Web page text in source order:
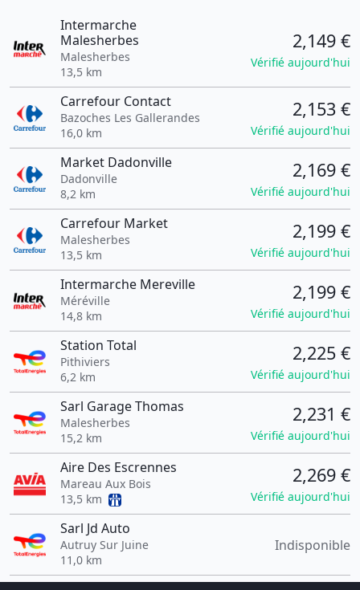
Intermarche
Malesherbes
Malesherbes
13,5 km
2,149 €
Vérifié aujourd'hui
Carrefour Contact
Bazoches Les Gallerandes
16,0 km
2,153 €
Vérifié aujourd'hui
Market Dadonville
Dadonville
8,2 km
2,169 €
Vérifié aujourd'hui
Carrefour Market
Malesherbes
13,5 km
2,199 €
Vérifié aujourd'hui
Intermarche Mereville
Méréville
14,8 km
2,199 €
Vérifié aujourd'hui
Station Total
Pithiviers
6,2 km
2,225 €
Vérifié aujourd'hui
Sarl Garage Thomas
Malesherbes
15,2 km
2,231 €
Vérifié aujourd'hui
Aire Des Escrennes
Mareau Aux Bois
13,5 km
2,269 €
Vérifié aujourd'hui
Sarl Jd Auto
Autruy Sur Juine
11,0 km
Indisponible